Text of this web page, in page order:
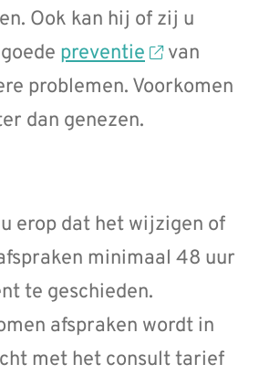
Ook kan hij of zij u
preventie
van
problemen. Voorkomen
dan genezen.
erop dat het wijzigen of
minimaal 48 uur
te geschieden.
afspraken wordt in
met het consult tarief